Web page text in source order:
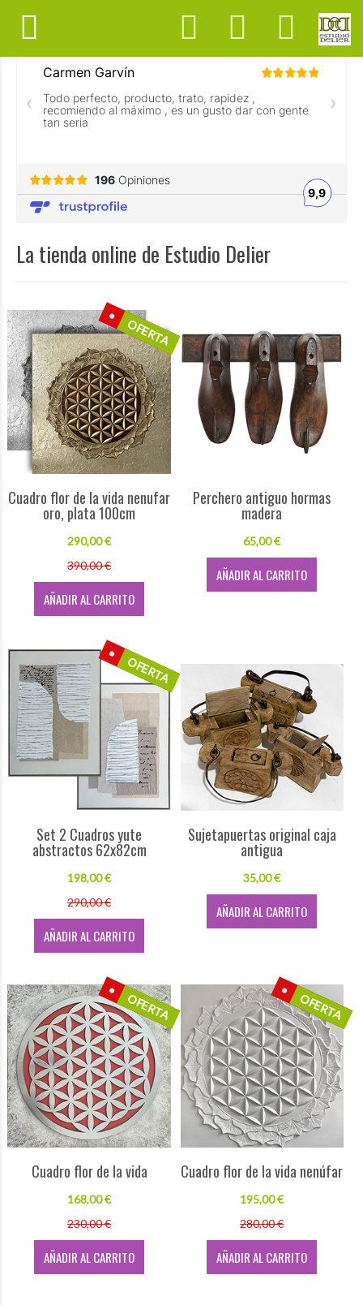
La tienda online de Estudio Delier
OFERTA
Cuadro flor de la vida nenufar
oro, plata 100cm
290,00 €
390,00 €
AÑADIR AL CARRITO
Perchero antiguo hormas
madera
65,00 €
AÑADIR AL CARRITO
OFERTA
Set 2 Cuadros yute
abstractos 62x82cm
198,00 €
290,00 €
AÑADIR AL CARRITO
Sujetapuertas original caja
antigua
35,00 €
AÑADIR AL CARRITO
OFERTA
Cuadro flor de la vida
168,00 €
230,00 €
AÑADIR AL CARRITO
OFERTA
Cuadro flor de la vida nenúfar
195,00 €
280,00 €
AÑADIR AL CARRITO